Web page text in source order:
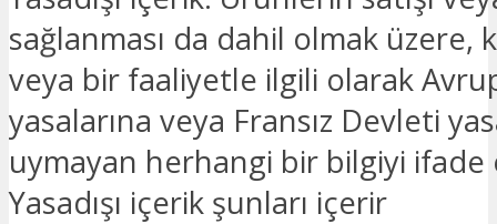
sağlanması da dahil olmak üzere,
veya bir faaliyetle ilgili olarak
yasalarına veya Fransız Devleti
uymayan herhangi bir bilgiyi ifade
Yasadışı içerik şunları içerir